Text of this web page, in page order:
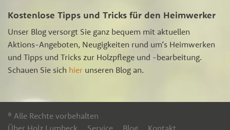
Kostenlose Tipps und Tricks für den Heimwerker
Unser Blog versorgt Sie ganz bequem mit aktuellen
Aktions-Angeboten, Neugigkeiten rund um‘s Heimwerken
und Tipps und Tricks zur Holzpflege und -bearbeitung.
Schauen Sie sich hier unseren Blog an.
® Alle Rechte vorbehalten
Über Holz Lumbeck
Service Blog Kontakt